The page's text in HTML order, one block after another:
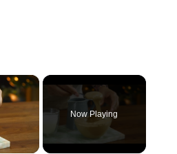
×
Video
Now Playing